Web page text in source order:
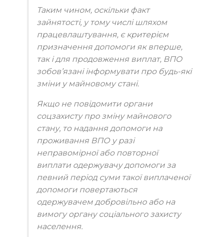
Таким чином, оскільки факт
зайнятості, у тому числі шляхом
працевлаштування, є критерієм
призначення допомоги як вперше,
так і для продовження виплат, ВПО
зобов’язані інформувати про будь-які
зміни у майновому стані.
Якщо не повідомити органи
соцзахисту про зміну майнового
стану, то надання допомоги на
проживання ВПО у разі
неправомірної або повторної
виплати одержувачу допомоги за
певний період суми такої виплаченої
допомоги повертаються
одержувачем добровільно або на
вимогу органу соціального захисту
населення.